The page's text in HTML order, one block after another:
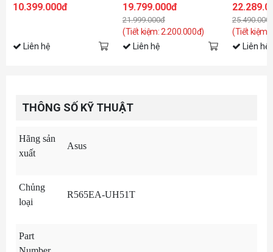
15.6 inch FHD | 8GB |
10.399.000đ
Liên hệ
6GB | 16 inch FHD 144Hz |
16GB | 512GB | Win 11 |
Xám)
19.799.000đ
21.999.000đ
(Tiết kiệm: 2.200.000đ)
Liên hệ
16GB |
16 inch
Win 11 |
(Tiết kiệm:
Liên hệ
THÔNG SỐ KỸ THUẬT
Hãng sản
xuất
Asus
Chủng
loại
R565EA-UH51T
Part